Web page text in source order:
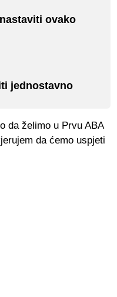
ovako
jednostavno
da želimo u Prvu ABA
da ćemo uspjeti